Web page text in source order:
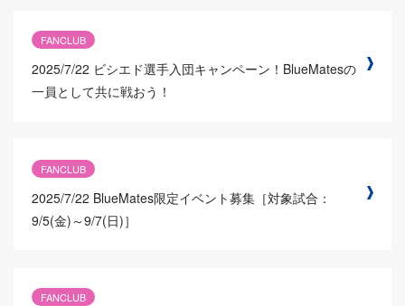
FANCLUB
2025/7/22 ビシエド選手入団キャンペーン！BlueMatesの
一員として共に戦おう！
FANCLUB
2025/7/22 BlueMates限定イベント募集［対象試合：
9/5(金)～9/7(日)］
FANCLUB